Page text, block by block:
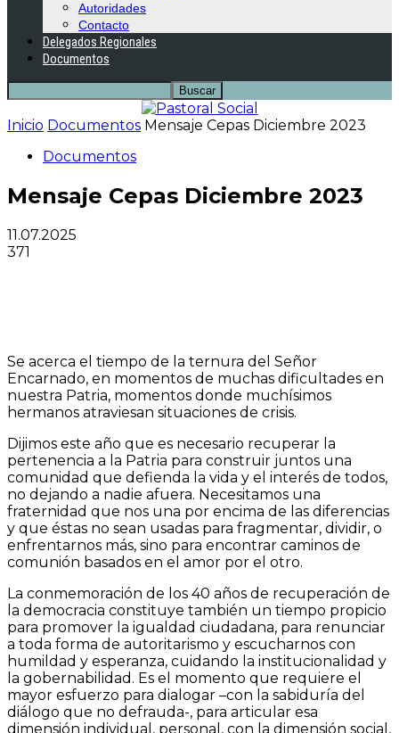
Autoridades
Contacto
Delegados Regionales
Documentos
Inicio Documentos Mensaje Cepas Diciembre 2023
Documentos
Mensaje Cepas Diciembre 2023
11.07.2025
371
Se acerca el tiempo de la ternura del Señor
Encarnado, en momentos de muchas dificultades en
nuestra Patria, momentos donde muchísimos
hermanos atraviesan situaciones de crisis.
Dijimos este año que es necesario recuperar la
pertenencia a la Patria para construir juntos una
comunidad que defienda la vida y el interés de todos,
no dejando a nadie afuera. Necesitamos una
fraternidad que nos una por encima de las diferencias
y que éstas no sean usadas para fragmentar, dividir, o
enfrentarnos más, sino para encontrar caminos de
comunión basados en el amor por el otro.
La conmemoración de los 40 años de recuperación de
la democracia constituye también un tiempo propicio
para promover la igualdad ciudadana, para renunciar
a toda forma de autoritarismo y escucharnos con
humildad y esperanza, cuidando la institucionalidad y
la gobernabilidad. Es el momento que requiere el
mayor esfuerzo para dialogar –con la sabiduría del
diálogo que no defrauda-, para articular esa
dimensión individual, personal, con la dimensión social,